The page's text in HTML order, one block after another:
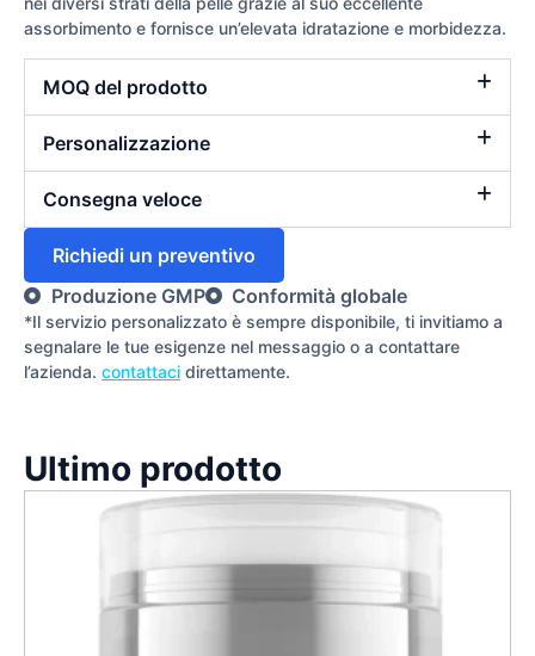
assorbimento e fornisce un’elevata idratazione e morbidezza.
MOQ del prodotto
Personalizzazione
Consegna veloce
Richiedi un preventivo
Produzione GMP
Conformità globale
*Il servizio personalizzato è sempre disponibile, ti invitiamo a
segnalare le tue esigenze nel messaggio o a contattare
l’azienda. contattaci direttamente.
Ultimo prodotto